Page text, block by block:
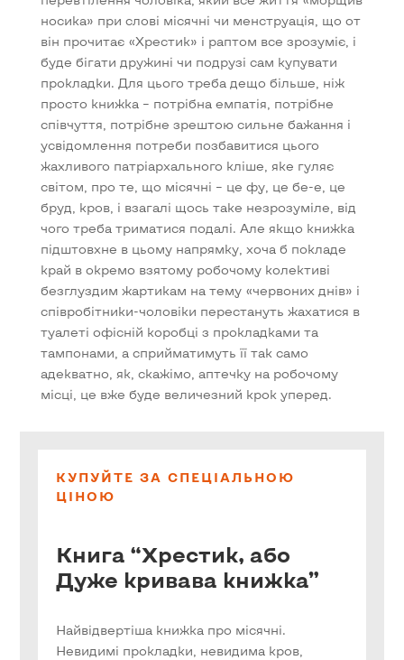
носика» при слові місячні чи менструація, що от
він прочитає «Хрестик» і раптом все зрозуміє, і
буде бігати дружині чи подрузі сам купувати
прокладки. Для цього треба дещо більше, ніж
просто книжка – потрібна емпатія, потрібне
співчуття, потрібне зрештою сильне бажання і
усвідомлення потреби позбавитися цього
жахливого патріархального кліше, яке гуляє
світом, про те, що місячні – це фу, це бе-е, це
бруд, кров, і взагалі щось таке незрозуміле, від
чого треба триматися подалі. Але якщо книжка
підштовхне в цьому напрямку, хоча б покладе
край в окремо взятому робочому колективі
безглуздим жартикам на тему «червоних днів» і
співробітники-чоловіки перестануть жахатися в
туалеті офісній коробці з прокладками та
тампонами, а сприйматимуть її так само
адекватно, як, скажімо, аптечку на робочому
місці, це вже буде величезний крок уперед.
КУПУЙТЕ ЗА СПЕЦІАЛЬНОЮ
ЦІНОЮ
Книга “Хрестик, або
Дуже кривава книжка”
Найвідвертіша книжка про місячні.
Невидимі прокладки, невидима кров,